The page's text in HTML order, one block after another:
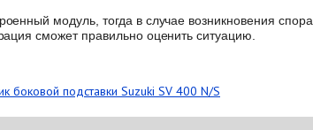
модуль, тогда в случае возникновения спора
сможет правильно оценить ситуацию.
боковой подставки Suzuki SV 400 N/S